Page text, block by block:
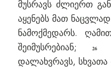
მუსრავს ძლიერთ
აყენებს მათ
ნამოქმედარს.
შეიმუსრებიან;
26
დალახვრავს,